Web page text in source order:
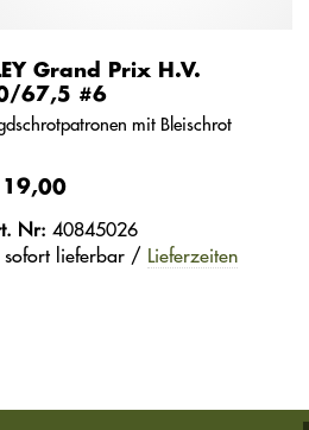
Grand Prix H.V.
67,5 #6
mit Bleischrot
Nr: 40845026
sofort lieferbar / Lieferzeiten